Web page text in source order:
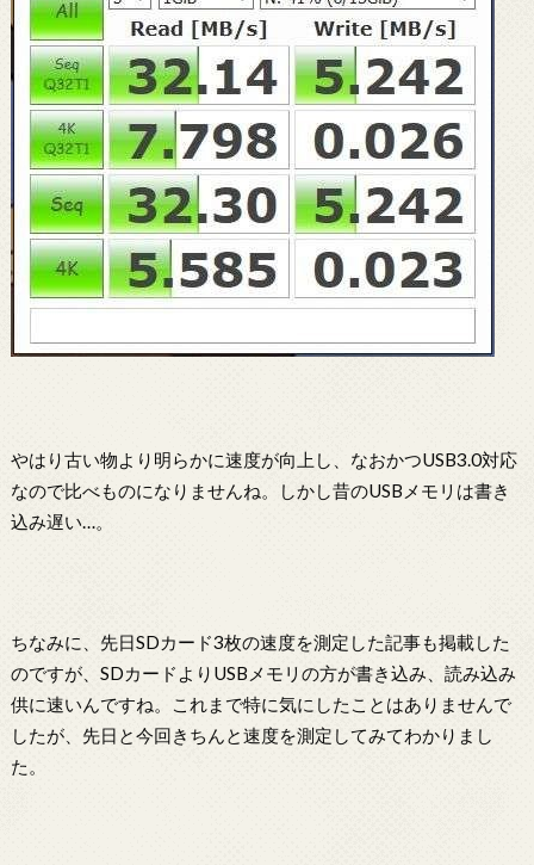
やはり古い物より明らかに速度が向上し、なおかつUSB3.0対応
なので比べものになりませんね。しかし昔のUSBメモリは書き
込み遅い…。
ちなみに、先日SDカード3枚の速度を測定した記事も掲載した
のですが、SDカードよりUSBメモリの方が書き込み、読み込み
供に速いんですね。これまで特に気にしたことはありませんで
したが、先日と今回きちんと速度を測定してみてわかりまし
た。